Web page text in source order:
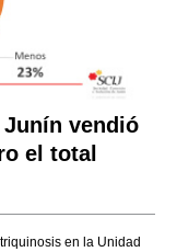
vendió
el total
en la Unidad